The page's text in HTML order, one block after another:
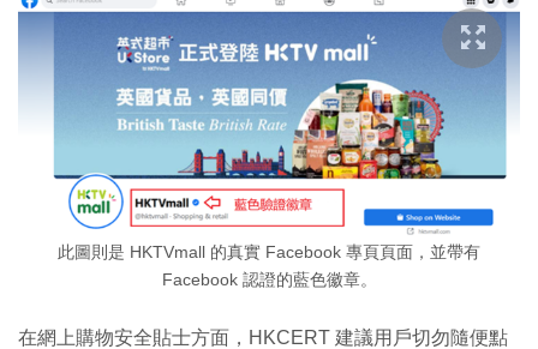
此圖則是 HKTVmall 的真實 Facebook 專頁頁面，並帶有
Facebook 認證的藍色徽章。
在網上購物安全貼士方面，HKCERT 建議用戶切勿隨便點